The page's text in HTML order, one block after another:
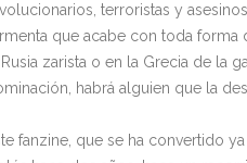
terroristas y
que acabe con toda forma
zarista o en la Grecia de la
habrá alguien que la
fanzine, que se ha convertido